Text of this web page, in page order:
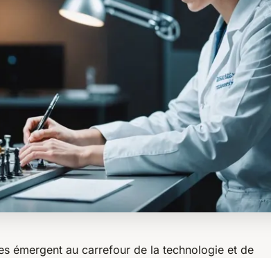
émergent au carrefour de la technologie et de